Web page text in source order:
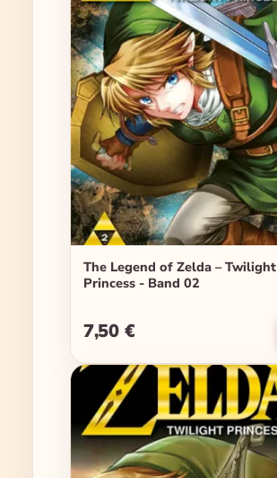
The Legend of Zelda – Twilight
Princess - Band 02
Regulärer Preis:
7,50 €